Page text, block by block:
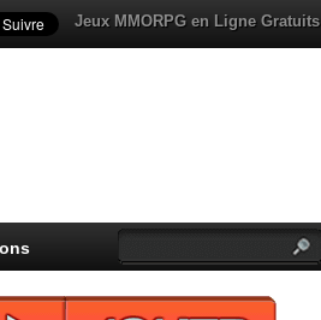
Jeux MMORPG en Ligne Gratuits